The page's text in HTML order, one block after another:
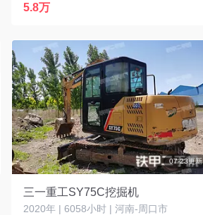
5.8万
07-23更新
三一重工SY75C挖掘机
2020年 | 6058小时 | 河南-周口市